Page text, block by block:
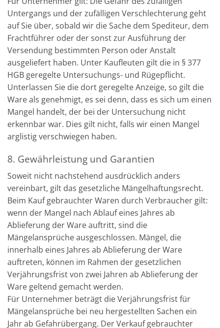
Untergangs und der zufälligen Verschlechterung geht
auf Sie über, sobald wir die Sache dem Spediteur, dem
Frachtführer oder der sonst zur Ausführung der
Versendung bestimmten Person oder Anstalt
ausgeliefert haben. Unter Kaufleuten gilt die in § 377
HGB geregelte Untersuchungs- und Rügepflicht.
Unterlassen Sie die dort geregelte Anzeige, so gilt die
Ware als genehmigt, es sei denn, dass es sich um einen
Mangel handelt, der bei der Untersuchung nicht
erkennbar war. Dies gilt nicht, falls wir einen Mangel
arglistig verschwiegen haben.
8. Gewährleistung und Garantien
Soweit nicht nachstehend ausdrücklich anders
vereinbart, gilt das gesetzliche Mängelhaftungsrecht.
Beim Kauf gebrauchter Waren durch Verbraucher gilt:
wenn der Mangel nach Ablauf eines Jahres ab
Ablieferung der Ware auftritt, sind die
Mängelansprüche ausgeschlossen. Mängel, die
innerhalb eines Jahres ab Ablieferung der Ware
auftreten, können im Rahmen der gesetzlichen
Verjährungsfrist von zwei Jahren ab Ablieferung der
Ware geltend gemacht werden.
Für Unternehmer beträgt die Verjährungsfrist für
Mängelansprüche bei neu hergestellten Sachen ein
Jahr ab Gefahrübergang. Der Verkauf gebrauchter